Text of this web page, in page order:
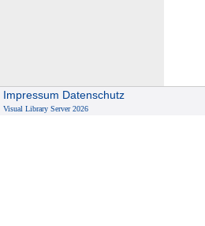
Impressum Datenschutz
Visual Library Server 2026